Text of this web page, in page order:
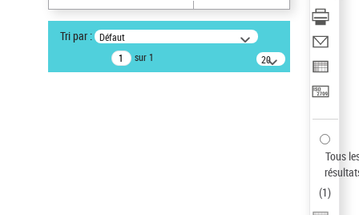
Type de notice d'autorité
Tri par : Défaut
sur 1
20
résultats/page
Tous
(1)